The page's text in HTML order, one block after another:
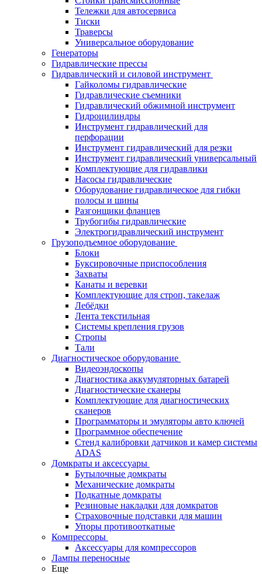
Тележки для автосервиса
Тиски
Траверсы
Универсальное оборудование
Генераторы
Гидравлические прессы
Гидравлический и силовой инструмент
Гайколомы гидравлические
Гидравлические съемники
Гидравлический обжимной инструмент
Гидроцилиндры
Инструмент гидравлический для
перфорации
Инструмент гидравлический для резки
Инструмент гидравлический универсальный
Комплектующие для гидравлики
Насосы гидравлические
Оборудование гидравлическое для гибки
полосы и шины
Разгонщики фланцев
Трубогибы гидравлические
Электрогидравлический инструмент
Грузоподъемное оборудование
Блоки
Буксировочные приспособления
Захваты
Канаты и веревки
Комплектующие для строп, такелаж
Лебёдки
Лента текстильная
Системы крепления грузов
Стропы
Тали
Диагностическое оборудование
Видеоэндоскопы
Диагностика аккумуляторных батарей
Диагностические сканеры
Комплектующие для диагностических
сканеров
Программаторы и эмуляторы авто ключей
Программное обеспечение
Стенд калибровки датчиков и камер системы
ADAS
Домкраты и аксессуары
Бутылочные домкраты
Механические домкраты
Подкатные домкраты
Резиновые накладки для домкратов
Страховочные подставки для машин
Упоры противооткатные
Компрессоры
Аксессуары для компрессоров
Лампы переносные
Еще